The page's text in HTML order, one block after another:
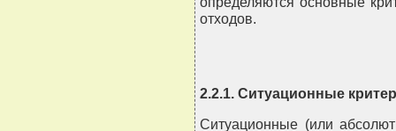
отходов.
2.2.1. Ситуационные
Ситуационные (или